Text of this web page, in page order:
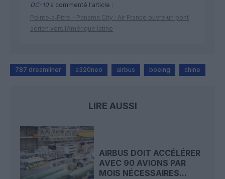
DC-10 a commenté l'article :
Pointe‑à‑Pitre – Panama City : Air France ouvre un pont
aérien vers l’Amérique latine
787 dreamliner a320neo airbus boeing chine
LIRE AUSSI
AIRBUS DOIT ACCÉLÉRER
AVEC 90 AVIONS PAR
MOIS NÉCESSAIRES...